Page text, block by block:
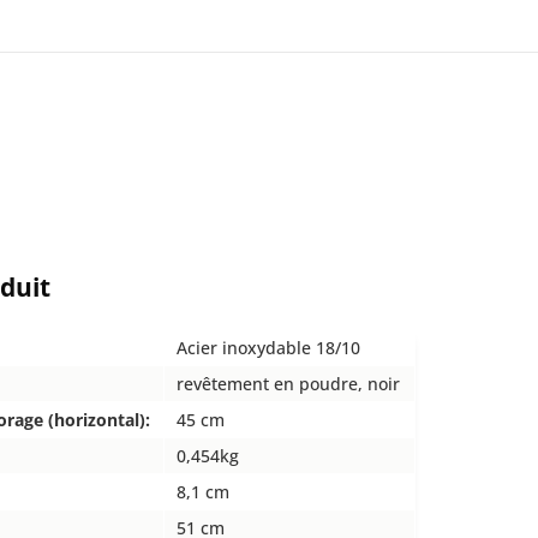
Acier inoxydable 18/10
revêtement en poudre, noir
(horizontal):
45 cm
0,454kg
8,1 cm
51 cm